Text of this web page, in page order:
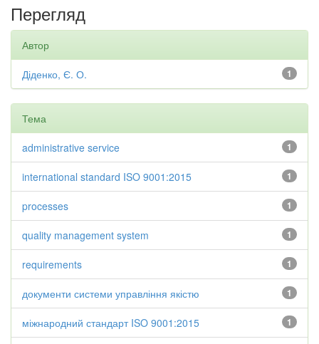
Перегляд
Автор
1
Діденко, Є. О.
Тема
1
administrative service
1
international standard ISO 9001:2015
1
processes
1
quality management system
1
requirements
1
документи системи управління якістю
1
міжнародний стандарт ISO 9001:2015